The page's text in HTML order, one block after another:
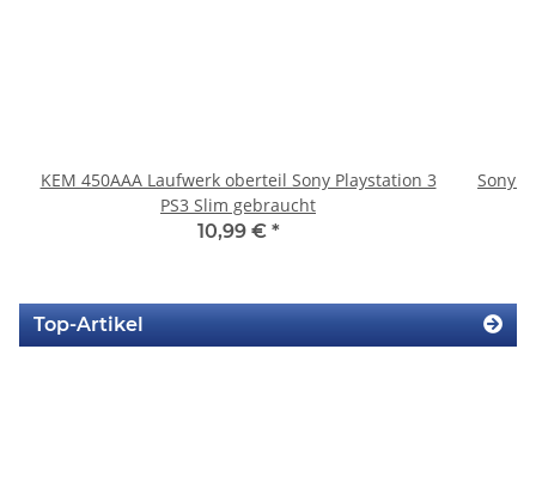
KEM 450AAA Laufwerk oberteil Sony Playstation 3
PS3 Slim gebraucht
10,99 € *
Sony
Top-Artikel